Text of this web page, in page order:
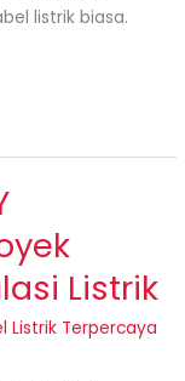
listrik biasa.
Listrik
Listrik Terpercaya